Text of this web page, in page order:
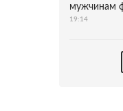
мужчинам
19:14